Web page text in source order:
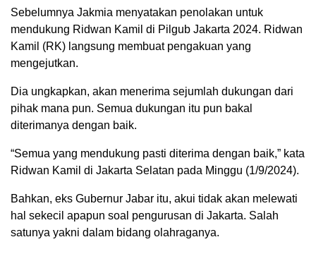
Sebelumnya Jakmia menyatakan penolakan untuk
mendukung Ridwan Kamil di Pilgub Jakarta 2024. Ridwan
Kamil (RK) langsung membuat pengakuan yang
mengejutkan.
Dia ungkapkan, akan menerima sejumlah dukungan dari
pihak mana pun. Semua dukungan itu pun bakal
diterimanya dengan baik.
“Semua yang mendukung pasti diterima dengan baik,” kata
Ridwan Kamil di Jakarta Selatan pada Minggu (1/9/2024).
Bahkan, eks Gubernur Jabar itu, akui tidak akan melewati
hal sekecil apapun soal pengurusan di Jakarta. Salah
satunya yakni dalam bidang olahraganya.